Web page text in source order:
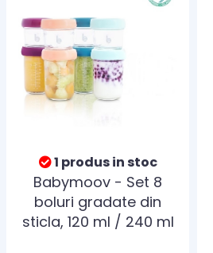
1 produs in stoc
Babymoov - Set 8
boluri gradate din
sticla, 120 ml / 240 ml